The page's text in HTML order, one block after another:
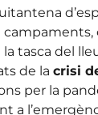
tasca del
de la crisi
per la
a